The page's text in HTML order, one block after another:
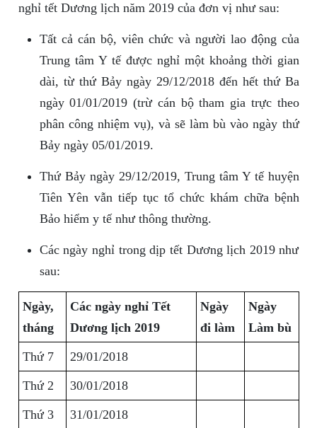
nghỉ tết Dương lịch năm 2019 của đơn vị như sau:
Tất cả cán bộ, viên chức và người lao động của
Trung tâm Y tế được nghỉ một khoảng thời gian
dài, từ thứ Bảy ngày 29/12/2018 đến hết thứ Ba
ngày 01/01/2019 (trừ cán bộ tham gia trực theo
phân công nhiệm vụ), và sẽ làm bù vào ngày thứ
Bảy ngày 05/01/2019.
Thứ Bảy ngày 29/12/2019, Trung tâm Y tế huyện
Tiên Yên vẫn tiếp tục tổ chức khám chữa bệnh
Bảo hiểm y tế như thông thường.
Các ngày nghỉ trong dịp tết Dương lịch 2019 như
sau:
Ngày,
tháng
Các ngày nghỉ Tết
Dương lịch 2019
Ngày
đi làm
Ngày
Làm bù
Thứ 7 29/01/2018
Thứ 2 30/01/2018
Thứ 3 31/01/2018